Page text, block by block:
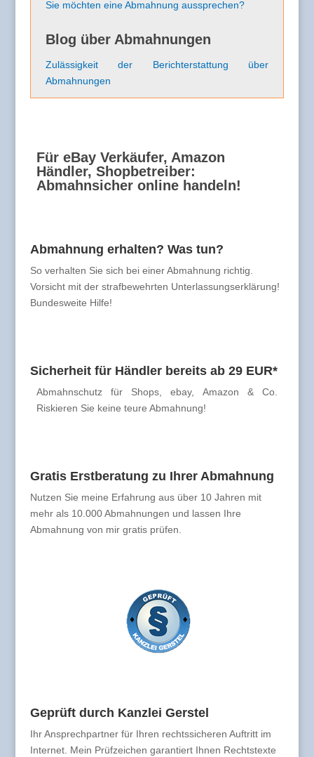
Sie möchten eine Abmahnung aussprechen?
Blog über Abmahnungen
Zulässigkeit der Berichterstattung über
Abmahnungen
Für eBay Verkäufer, Amazon
Händler, Shopbetreiber:
Abmahnsicher online handeln!
Abmahnung erhalten? Was tun?
So verhalten Sie sich bei einer Abmahnung richtig.
Vorsicht mit der strafbewehrten Unterlassungserklärung!
Bundesweite Hilfe!
Sicherheit für Händler bereits ab 29 EUR*
Abmahnschutz für Shops, ebay, Amazon & Co.
Riskieren Sie keine teure Abmahnung!
Gratis Erstberatung zu Ihrer Abmahnung
Nutzen Sie meine Erfahrung aus über 10 Jahren mit
mehr als 10.000 Abmahnungen und lassen Ihre
Abmahnung von mir gratis prüfen.
Geprüft durch Kanzlei Gerstel
Ihr Ansprechpartner für Ihren rechtssicheren Auftritt im
Internet. Mein Prüfzeichen garantiert Ihnen Rechtstexte